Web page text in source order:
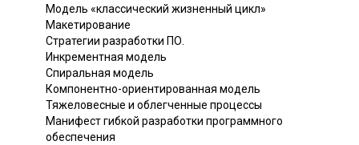
Модель «классический жизненный цикл»
Макетирование
Стратегии разработки ПО.
Инкрементная модель
Спиральная модель
Компонентно-ориентированная модель
Тяжеловесные и облегченные процессы
Манифест гибкой разработки программного
обеспечения